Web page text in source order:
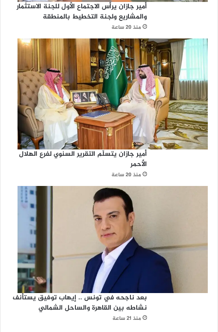
أمير جازان يرأس الاجتماع الأول للجنة الاستثمار
والمشاريع ولجنة التخطيط بالمنطقة
منذ 20 ساعة
أمير جازان يتسلّم التقرير السنوي لفرع الهلال
الأحمر
منذ 20 ساعة
بعد ناجحه في تونس .. إيهاب توفيق يستأنف
نشاطه بين القاهرة والساحل الشمالي
منذ 21 ساعة